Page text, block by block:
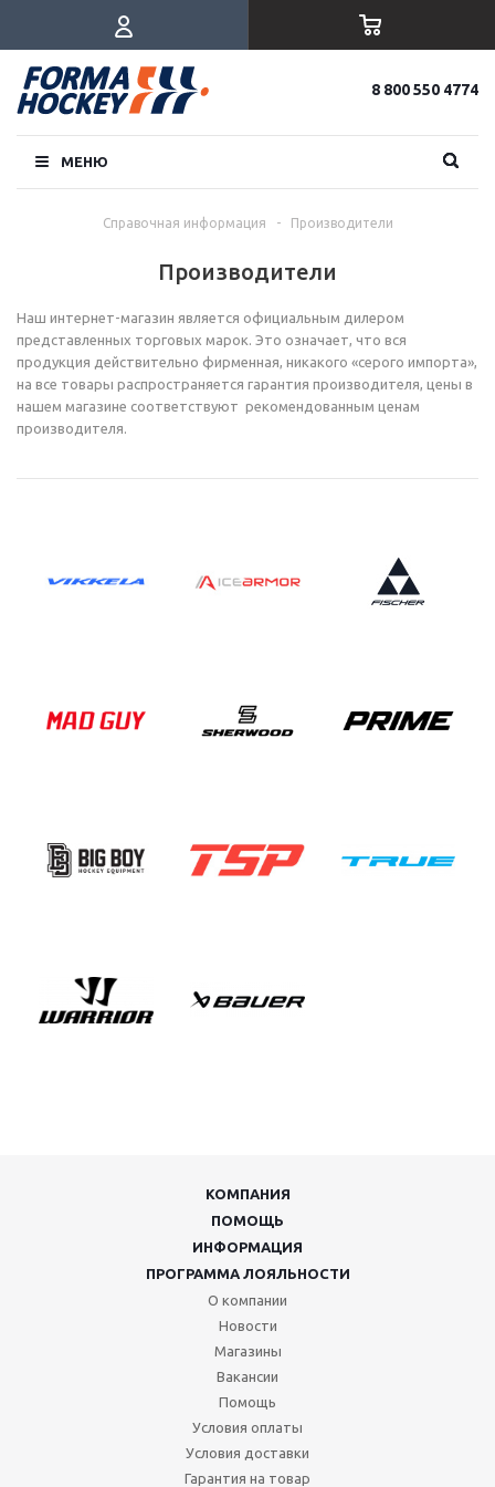
8 800 550 4774
МЕНЮ
Справочная информация - Производители
Производители
Наш интернет-магазин является официальным дилером
представленных торговых марок. Это означает, что вся
продукция действительно фирменная, никакого «серого импорта»,
на все товары распространяется гарантия производителя, цены в
нашем магазине соответствуют рекомендованным ценам
производителя.
КОМПАНИЯ
ПОМОЩЬ
ИНФОРМАЦИЯ
ПРОГРАММА ЛОЯЛЬНОСТИ
О компании
Новости
Магазины
Вакансии
Помощь
Условия оплаты
Условия доставки
Гарантия на товар